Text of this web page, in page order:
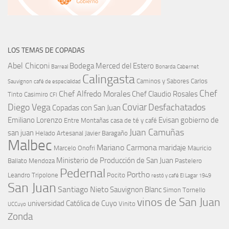
LOS TEMAS DE COPADAS
Abel Chiconi Barreal Bodega Merced del Estero Bonarda Cabernet
Sauvignon café de especialidad Calingasta Caminos y Sabores Carlos
Tinto Casimiro CFI Chef Alfredo Morales Chef Claudio Rosales Chef
Diego Vega Copadas con San Juan CoviarDesfachatados
Emiliano Lorenzo Entre Montañas casa de té y café Evisan gobierno de
san juan Helado Artesanal Javier Baragaño Juan Camuñas
Malbec Marcelo Onofri Mariano Carmona maridaje Mauricio
Ballato Mendoza Ministerio de Producción de San Juan Pastelero
Leandro Tripolone Pedernal Pocito Portho restó y café El Lagar 1949
San Juan Santiago Nieto Sauvignon Blanc Simon Tornello
UCCuyo universidad Católica de Cuyo Vinito vinos de San Juan
Zonda